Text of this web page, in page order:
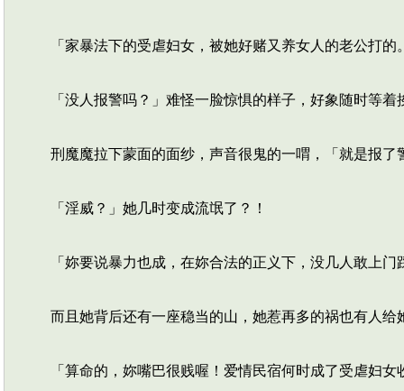
「家暴法下的受虐妇女，被她好赌又养女人的老公打的
「没人报警吗？」难怪一脸惊惧的样子，好象随时等着
刑魔魔拉下蒙面的面纱，声音很鬼的一喟，「就是报
「淫威？」她几时变成流氓了？！
「妳要说暴力也成，在妳合法的正义下，没几人敢上
而且她背后还有一座稳当的山，她惹再多的祸也有人给
「算命的，妳嘴巴很贱喔！爱情民宿何时成了受虐妇女